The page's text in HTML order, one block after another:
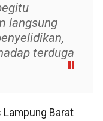
langsung
terduga
Lampung Barat